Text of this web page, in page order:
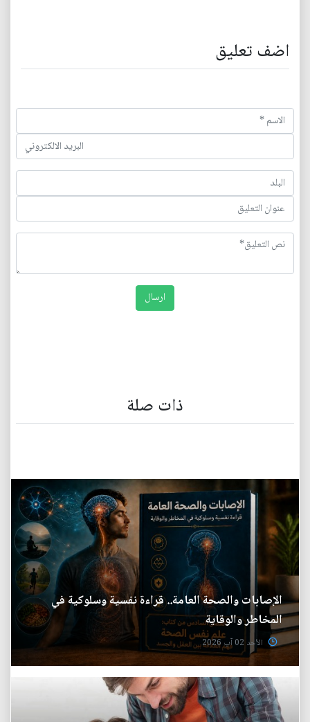
اضف تعليق
ذات صلة
الإصابات والصحة العامة.. قراءة نفسية وسلوكية في
المخاطر والوقاية
الأحد 02 آب 2026